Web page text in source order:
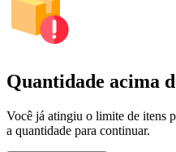
Quantidade acima
Você já atingiu o limite de itens
a quantidade para continuar.